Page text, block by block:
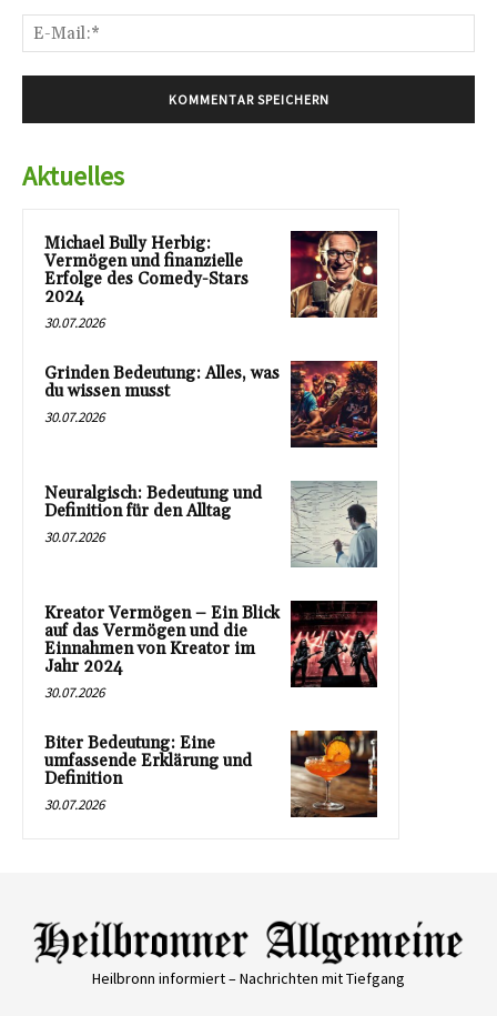
Aktuelles
Michael Bully Herbig:
Vermögen und finanzielle
Erfolge des Comedy-Stars
2024
30.07.2026
Grinden Bedeutung: Alles, was
du wissen musst
30.07.2026
Neuralgisch: Bedeutung und
Definition für den Alltag
30.07.2026
Kreator Vermögen – Ein Blick
auf das Vermögen und die
Einnahmen von Kreator im
Jahr 2024
30.07.2026
Biter Bedeutung: Eine
umfassende Erklärung und
Definition
30.07.2026
Heilbronn informiert – Nachrichten mit Tiefgang